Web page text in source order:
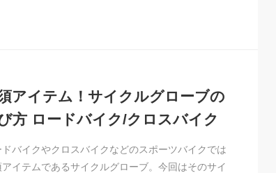
アイテム！サイクルグローブの
方 ロードバイク/クロスバイク
ドバイクやクロスバイクなどのスポーツバイクでは
アイテムであるサイクルグローブ。今回はそのサイ